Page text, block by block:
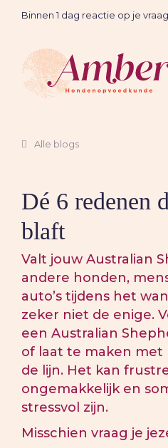
Binnen 1 dag reactie op je vraag
Alle blogs
Dé 6 redenen
blaft
Valt jouw Australian
andere honden,
auto’s tijdens het
zeker niet de enige.
een Australian
of laat te maken met
de lijn. Het kan
ongemakkelijk en
stressvol zijn.
Misschien vraag je